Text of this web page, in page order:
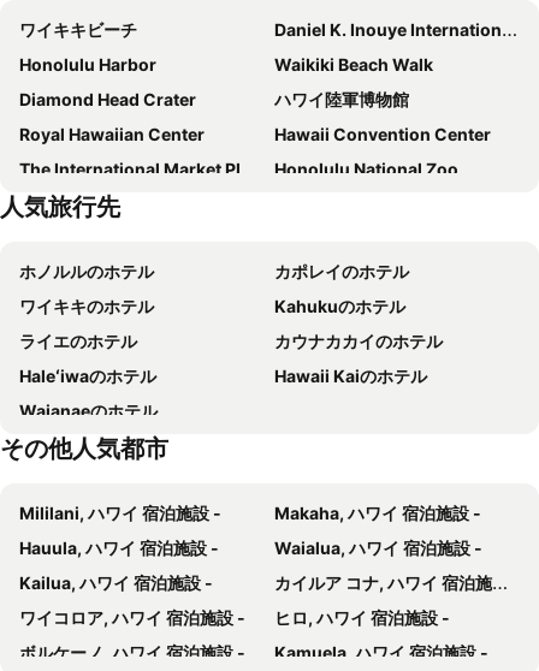
アロヒラーニ リゾート ワイキキ ビーチ
アウトリガー・ワイキキ・ビーチ・リゾート
Ohia Waikiki Studio Suites
First Cabin International Hawaii
ホリデーインエクスプレスワイキキ
Hyatt Place Waikiki Beach
Ka Laʻi Waikiki Beach, LXR Hotels & Resorts
ワイキキ･ビーチコマー by アウトリガー
クイーン カピオラニ ホテル
アクア パシフィック モナーク
アクア パームズ ワイキキ
The Ritz-Carlton Residences, Waikiki Beach
パーク ショア ワイキキ アン アクア ホテル
ショアライン ホテル ワイキキ
Renaissance Honolulu Hotel & Spa
Courtyard by Marriott Waikiki Beach
アクア オアシス
Wayfinder Waikiki
イリマ ホテル
Stay Hotel Waikiki
Aston At The Executive Centre Hotel
Polynesian Residences Waikiki Beach
ココナッツ ワイキキ ホテル
Hyatt Centric Waikiki Beach
OUTRIGGER Waikiki Paradise Hotel
クヒオ バンヤン クラブ
Hotel La Croix
The Ambassador Hotel of Waikiki, Tapestry Collection by Hilton
The Laylow Waikiki, Autograph Collection
Schrader'S Windward Country Inn
マノア バレー イン
ワイキキビーチ
Daniel K. Inouye International Airport
Honolulu Harbor
Waikiki Beach Walk
Diamond Head Crater
ハワイ陸軍博物館
Royal Hawaiian Center
Hawaii Convention Center
The International Market Place
Honolulu National Zoo
Hawaii State Capitol
Hanauma Bay
Waikele Premium Outlets
Kailua Bay
Sandbar
Waimanalo Beach Park
Pan-Pacific Festival
Valley of Temples
Manoa Falls
Moanalua Gardens
Polynesian Cultural Center
人気旅行先
ホノルルのホテル
カポレイのホテル
ワイキキのホテル
Kahukuのホテル
ライエのホテル
カウナカカイのホテル
Haleʻiwaのホテル
Hawaii Kaiのホテル
Waianaeのホテル
その他人気都市
Mililani, ハワイ 宿泊施設 -
Makaha, ハワイ 宿泊施設 -
Hauula, ハワイ 宿泊施設 -
Waialua, ハワイ 宿泊施設 -
Kailua, ハワイ 宿泊施設 -
カイルア コナ, ハワイ 宿泊施設 -
ワイコロア, ハワイ 宿泊施設 -
ヒロ, ハワイ 宿泊施設 -
ボルケーノ, ハワイ 宿泊施設 -
Kamuela, ハワイ 宿泊施設 -